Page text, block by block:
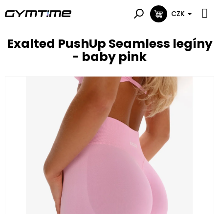
na
NÁKUPNÍ
CZK
Exalted PushUp Seamless legíny
- baby pink